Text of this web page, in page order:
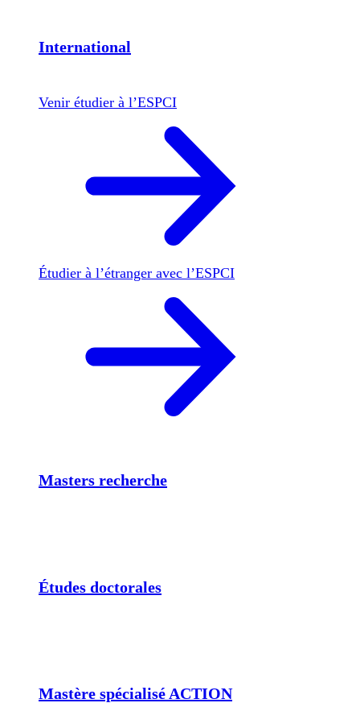
International
Venir étudier à l’ESPCI
Étudier à l’étranger avec l’ESPCI
Masters recherche
Études doctorales
Mastère spécialisé ACTION